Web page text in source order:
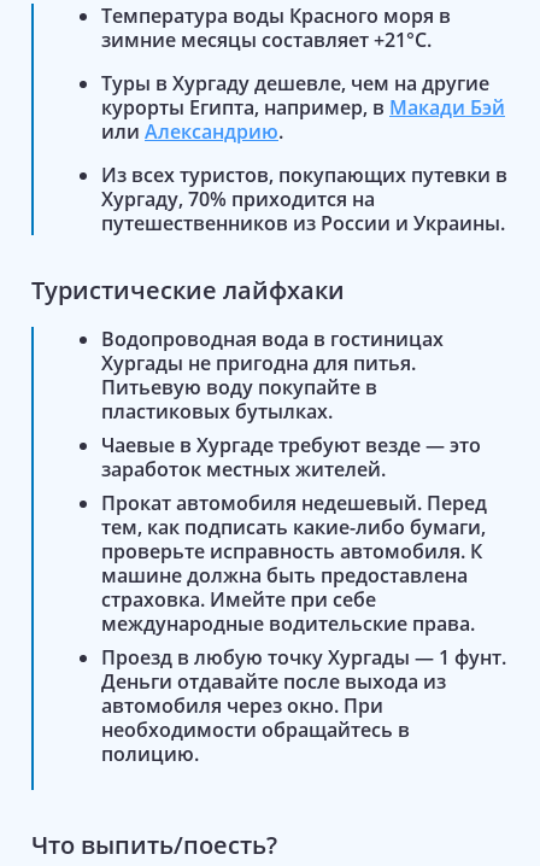
Температура воды Красного моря в
зимние месяцы составляет +21°С.
Туры в Хургаду дешевле, чем на другие
курорты Египта, например, в Макади Бэй
или Александрию.
Из всех туристов, покупающих путевки в
Хургаду, 70% приходится на
путешественников из России и Украины.
Туристические лайфхаки
Водопроводная вода в гостиницах
Хургады не пригодна для питья.
Питьевую воду покупайте в
пластиковых бутылках.
Чаевые в Хургаде требуют везде — это
заработок местных жителей.
Прокат автомобиля недешевый. Перед
тем, как подписать какие-либо бумаги,
проверьте исправность автомобиля. К
машине должна быть предоставлена
страховка. Имейте при себе
международные водительские права.
Проезд в любую точку Хургады — 1 фунт.
Деньги отдавайте после выхода из
автомобиля через окно. При
необходимости обращайтесь в
полицию.
Что выпить/поесть?